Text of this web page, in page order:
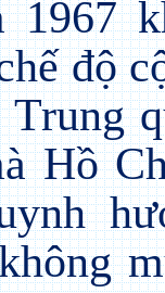
1967
độ
Trung
Hồ